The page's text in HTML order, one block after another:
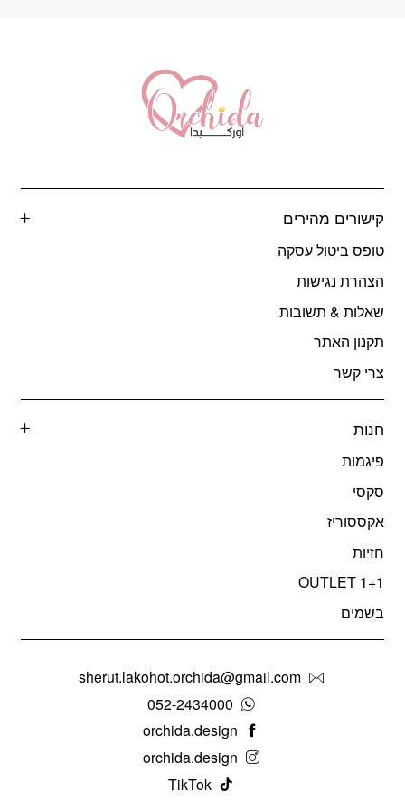
קישורים מהירים
טופס ביטול עסקה
הצהרת נגישות
שאלות & תשובות
תקנון האתר
צרי קשר
חנות
פיגמות
סקסי
אקססוריז
חזיות
OUTLET 1+1
בשמים
sherut.lakohot.orchida@gmail.com
052-2434000
orchida.design
orchida.design
TikTok